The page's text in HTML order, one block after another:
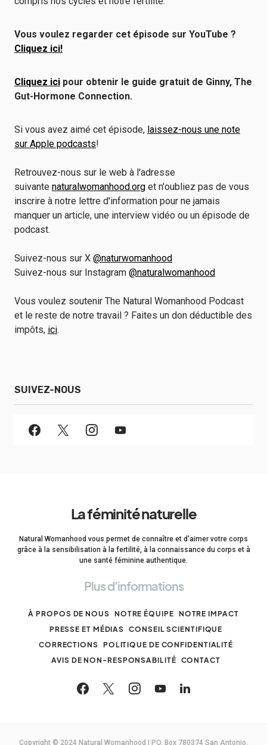
Vous voulez regarder cet épisode sur YouTube ?
Cliquez ici!
Cliquez ici pour obtenir le guide gratuit de Ginny, The
Gut-Hormone Connection.
Si vous avez aimé cet épisode, laissez-nous une note
sur Apple podcasts!
Retrouvez-nous sur le web à l'adresse
suivante naturalwomanhood.org et n'oubliez pas de vous
inscrire à notre lettre d'information pour ne jamais
manquer un article, une interview vidéo ou un épisode de
podcast.
Suivez-nous sur X @naturwomanhood
Suivez-nous sur Instagram @naturalwomanhood
Vous voulez soutenir The Natural Womanhood Podcast
et le reste de notre travail ? Faites un don déductible des
impôts, ici.
SUIVEZ-NOUS
La féminité naturelle
Natural Womanhood vous permet de connaître et d'aimer votre corps
grâce à la sensibilisation à la fertilité, à la connaissance du corps et à
une santé féminine authentique.
Plus d'informations
À PROPOS DE NOUS NOTRE ÉQUIPE NOTRE IMPACT
PRESSE ET MÉDIAS
CONSEIL SCIENTIFIQUE
CORRECTIONS POLITIQUE DE CONFIDENTIALITÉ
AVIS DE NON-RESPONSABILITÉ CONTACT
Copyright © 2024 Natural Womanhood | PO. Box 780374 San Antonio,